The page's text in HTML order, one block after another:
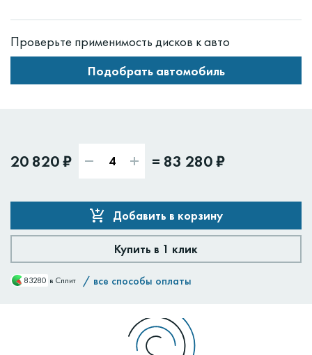
Проверьте применимость дисков к авто
Подобрать автомобиль
20 820 ₽ = 83 280 ₽
Добавить в корзину
Купить в 1 клик
83280 в Сплит / все способы оплаты
Изменить